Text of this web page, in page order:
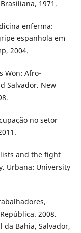
1971.
enferma:
espanhola em
2004.
Won: Afro-
Salvador. New
no setor
and the fight
Urbana: University
2008.
da Bahia, Salvador,